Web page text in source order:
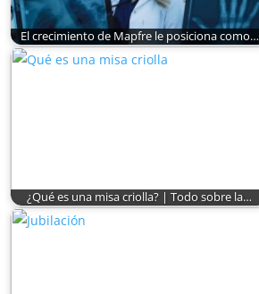
El crecimiento de Mapfre le posiciona como…
¿Qué es una misa criolla? | Todo sobre la…